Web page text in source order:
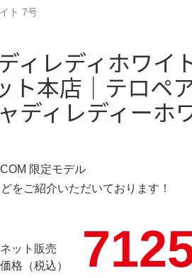
ト 7号
ィレディホワイ
ト本店｜テロペ
ディレディーホ
限定モデル
をご紹介いただいております！
ネット販売
価格（税込）